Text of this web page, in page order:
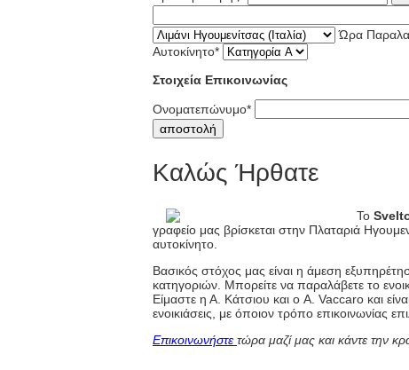
Ώρα
Αυτοκίνητο*
Στοιχεία Επικοινωνίας
Ονοματεπώνυμο*
αποστολή
Καλώς Ήρθατε
Το
γραφείο μας βρίσκεται στην Πλαταριά
αυτοκίνητο.
Βασικός στόχος μας είναι η άμεση
κατηγοριών. Μπορείτε να παραλάβετε το
Είμαστε η Α. Κάτσιου και ο A. Vaccaro και
ενοικιάσεις, με όποιον τρόπο επικοινωνίας
Επικοινωνήστετώρα μαζί μας και κάντε την